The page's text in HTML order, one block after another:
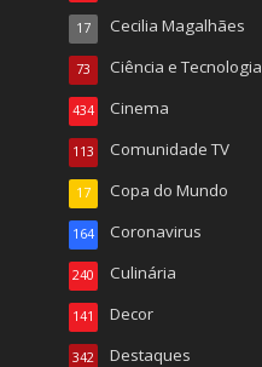
Cecilia Magalhães
17
Ciência e Tecnologia
73
Cinema
434
Comunidade TV
113
Copa do Mundo
17
Coronavirus
164
Culinária
240
Decor
141
Destaques
342